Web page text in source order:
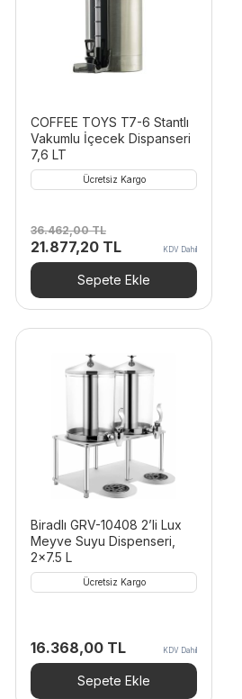
COFFEE TOYS T7-6 Stantlı
Vakumlu İçecek Dispanseri
7,6 LT
Ücretsiz Kargo
36.462,00TL
Orijinal
fiyat:
36.462,00 TL.
21.877,20 TLŞu
andaki
fiyat:
21.877,20 TL.
KDV Dahil
Sepete Ekle
Biradlı GRV-10408 2’li Lux
Meyve Suyu Dispenseri,
2×7.5 L
Ücretsiz Kargo
16.368,00 TL KDV Dahil
Sepete Ekle